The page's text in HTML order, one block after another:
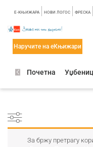
E-КЊИЖАРА НОВИ ЛОГОС ФРЕСКА
Наручите на еКњижари
Почетна
За бржу претрагу